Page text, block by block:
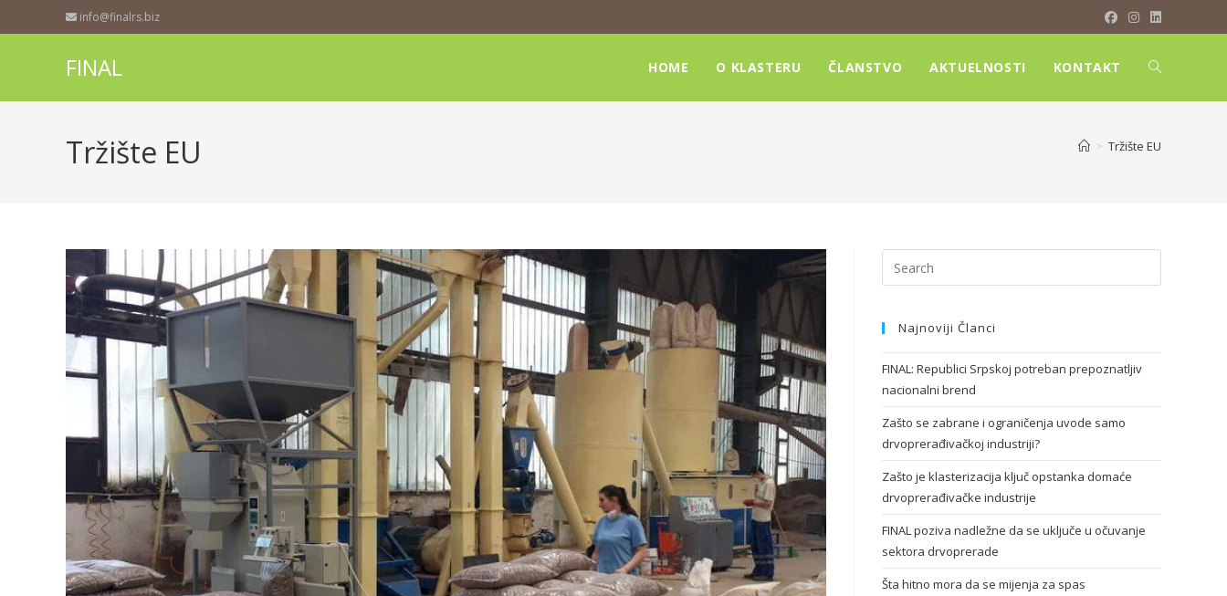
info@finalrs.biz
FINAL HOME O KLASTERU ČLANSTVO AKTUELNOSTI KONTAKT
Tržište EU > Tržište EU
Najnoviji Članci
FINAL: Republici Srpskoj potreban prepoznatljiv
nacionalni brend
Zašto se zabrane i ograničenja uvode samo
drvoprerađivačkoj industriji?
Zašto je klasterizacija ključ opstanka domaće
drvoprerađivačke industrije
FINAL poziva nadležne da se uključe u očuvanje
sektora drvoprerade
Šta hitno mora da se mijenja za spas